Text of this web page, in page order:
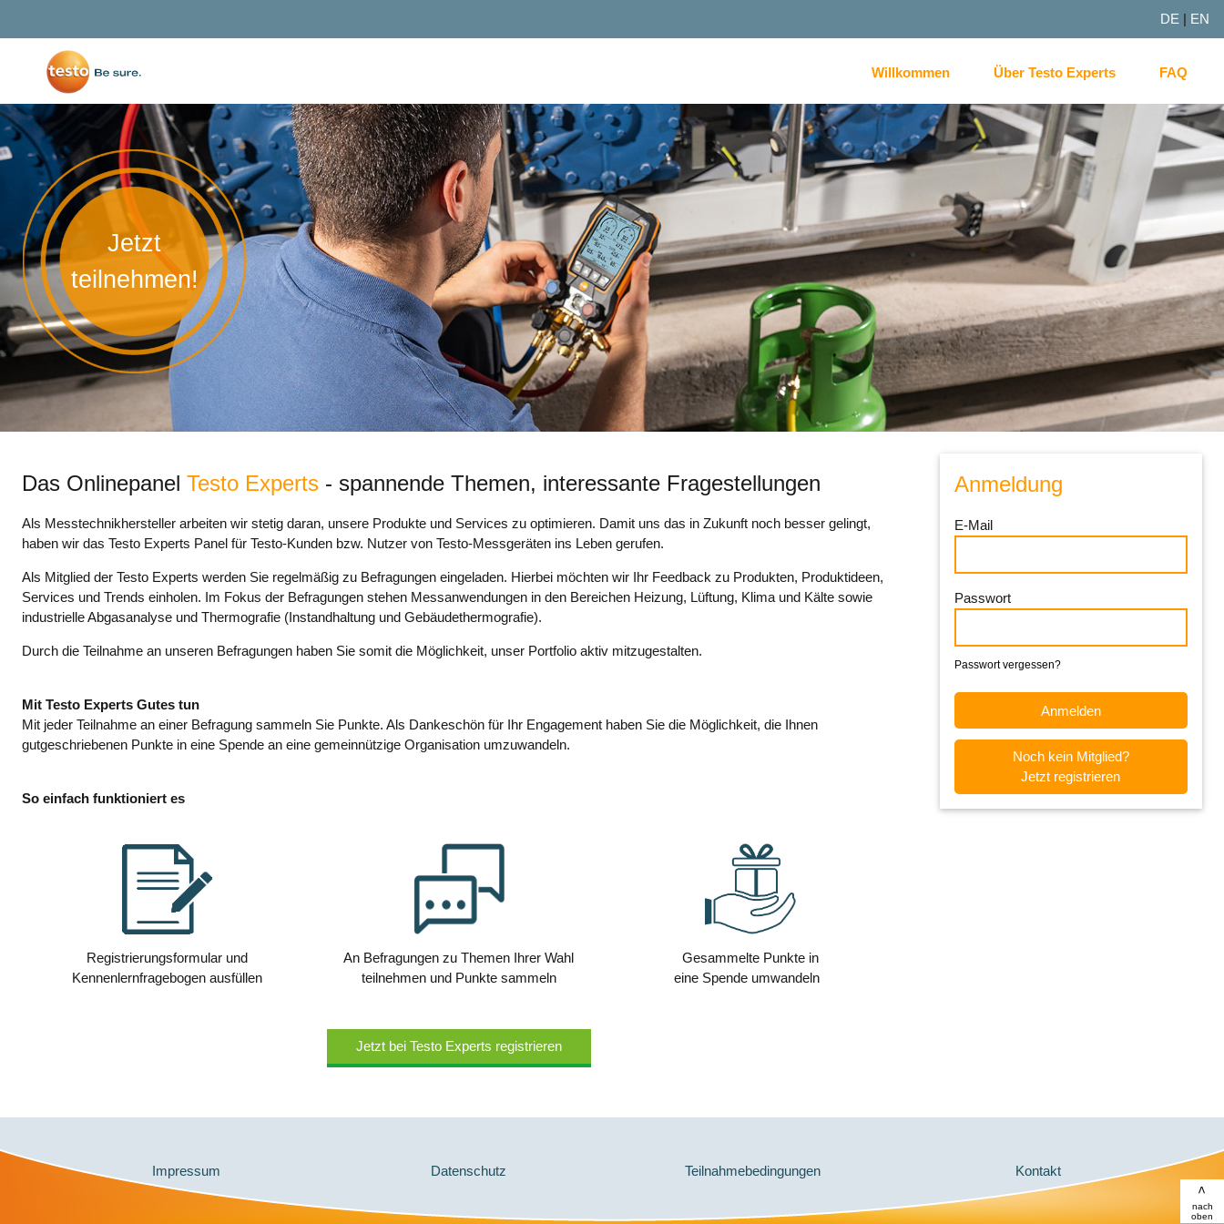
DE | EN
Willkommen Über Testo Experts FAQ
Jetzt
teilnehmen!
Das Onlinepanel Testo Experts - spannende Themen, interessante Fragestellungen
Als Messtechnikhersteller arbeiten wir stetig daran, unsere Produkte und Services zu optimieren. Damit uns das in Zukunft noch besser gelingt,
haben wir das Testo Experts Panel für Testo-Kunden bzw. Nutzer von Testo-Messgeräten ins Leben gerufen.
Als Mitglied der Testo Experts werden Sie regelmäßig zu Befragungen eingeladen. Hierbei möchten wir Ihr Feedback zu Produkten, Produktideen,
Services und Trends einholen. Im Fokus der Befragungen stehen Messanwendungen in den Bereichen Heizung, Lüftung, Klima und Kälte sowie
industrielle Abgasanalyse und Thermografie (Instandhaltung und Gebäudethermografie).
Durch die Teilnahme an unseren Befragungen haben Sie somit die Möglichkeit, unser Portfolio aktiv mitzugestalten.
Mit Testo Experts Gutes tun
Mit jeder Teilnahme an einer Befragung sammeln Sie Punkte. Als Dankeschön für Ihr Engagement haben Sie die Möglichkeit, die Ihnen
gutgeschriebenen Punkte in eine Spende an eine gemeinnützige Organisation umzuwandeln.
So einfach funktioniert es
Registrierungsformular und
Kennenlernfragebogen ausfüllen
An Befragungen zu Themen Ihrer Wahl
teilnehmen und Punkte sammeln
Gesammelte Punkte in
eine Spende umwandeln
Jetzt bei Testo Experts registrieren
Anmeldung
E-Mail
Passwort
Passwort vergessen?
Noch kein Mitglied?
Jetzt registrieren
Impressum Datenschutz Teilnahmebedingungen Kontakt
>
nach
oben